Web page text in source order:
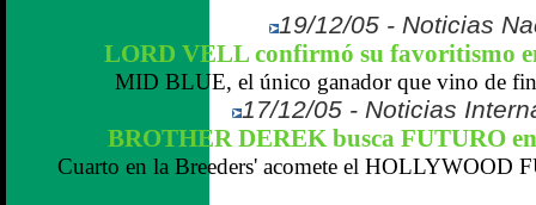
19/12/05 - Noticias
LORD VELL confirmó su favoritismo
MID BLUE, el único ganador que vino de
17/12/05 - Noticias
BROTHER DEREK busca FUTURO
Cuarto en la Breeders' acomete el HOLLYWOOD